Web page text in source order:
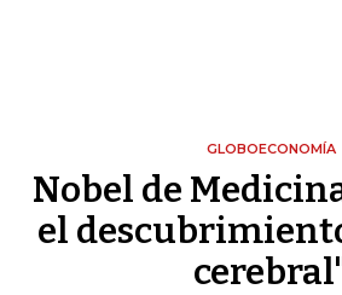
GLOBOECONOMÍA
Nobel de
el